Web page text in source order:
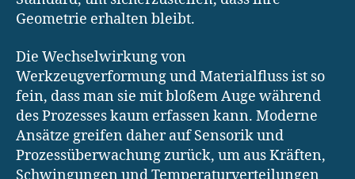
Geometrie erhalten bleibt.
Die Wechselwirkung von
Werkzeugverformung und Materialfluss ist so
fein, dass man sie mit bloßem Auge während
des Prozesses kaum erfassen kann. Moderne
Ansätze greifen daher auf Sensorik und
Prozessüberwachung zurück, um aus Kräften,